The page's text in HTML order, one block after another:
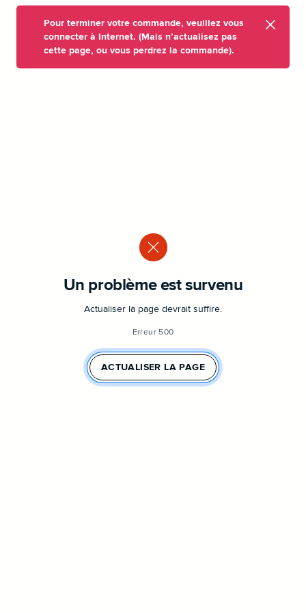
Pour terminer votre commande, veuillez vous
connecter à Internet. (Mais n’actualisez pas
cette page, ou vous perdrez la commande).
Un problème est survenu
Actualiser la page devrait suffire.
Erreur 500
ACTUALISER LA PAGE